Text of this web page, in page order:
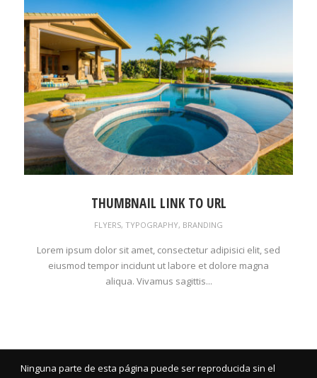
THUMBNAIL LINK TO URL
FLYERS, TYPOGRAPHY, BRANDING
Lorem ipsum dolor sit amet, consectetur adipisici elit, sed
eiusmod tempor incidunt ut labore et dolore magna
aliqua. Vivamus sagittis...
Ninguna parte de esta página puede ser reproducida sin el